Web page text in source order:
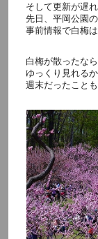
そして更新が遅
先日、平岡公園
事前情報で白梅
白梅が散ったな
ゆっくり見れる
週末だったこと